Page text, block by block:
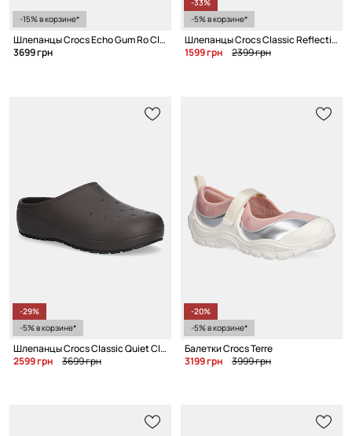
-15% в корзине*
Шлепанцы Crocs Echo Gum Ro Clog
3699 грн
-33%
-5% в корзине*
Шлепанцы Crocs Classic Reflective Clog
1599 грн
2399 грн
-29%
-5% в корзине*
Шлепанцы Crocs Classic Quiet Clog
2599 грн
3699 грн
-20%
-5% в корзине*
Балетки Crocs Terre
3199 грн
3999 грн